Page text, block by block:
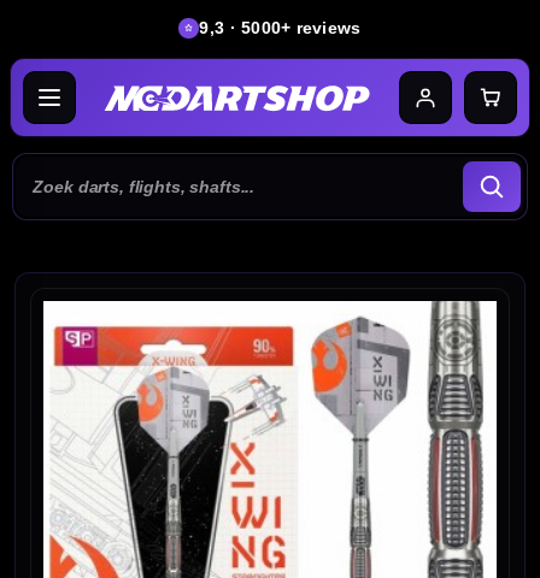
9,3 · 5000+ reviews